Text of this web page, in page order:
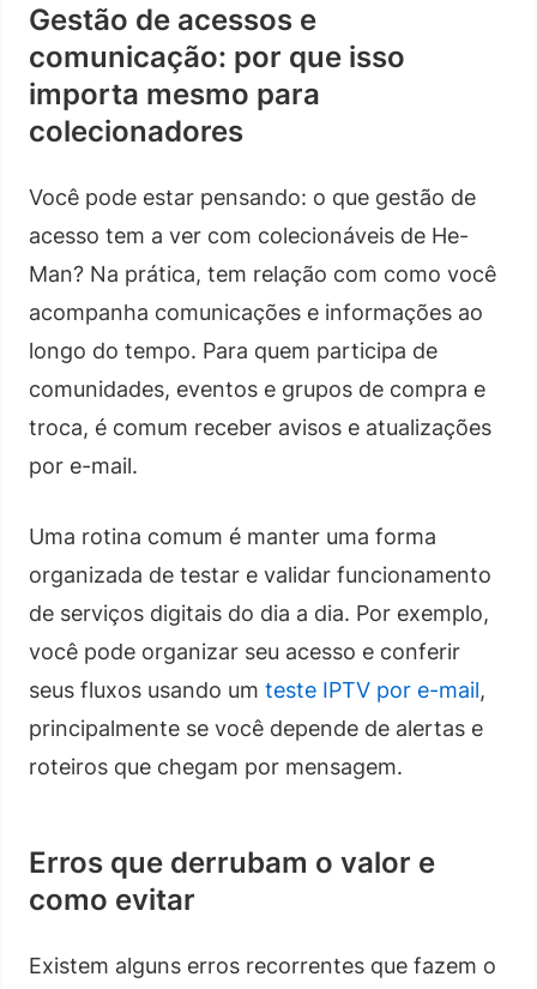
Gestão de acessos e
comunicação: por que isso
importa mesmo para
colecionadores
Você pode estar pensando: o que gestão de
acesso tem a ver com colecionáveis de He-
Man? Na prática, tem relação com como você
acompanha comunicações e informações ao
longo do tempo. Para quem participa de
comunidades, eventos e grupos de compra e
troca, é comum receber avisos e atualizações
por e-mail.
Uma rotina comum é manter uma forma
organizada de testar e validar funcionamento
de serviços digitais do dia a dia. Por exemplo,
você pode organizar seu acesso e conferir
seus fluxos usando um teste IPTV por e-mail,
principalmente se você depende de alertas e
roteiros que chegam por mensagem.
Erros que derrubam o valor e
como evitar
Existem alguns erros recorrentes que fazem o